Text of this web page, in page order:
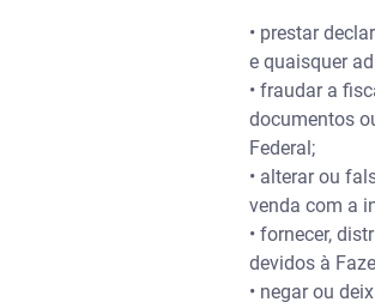
• prestar
e quaisquer
• fraudar a
documentos
Federal;
• alterar ou
venda com a
• fornecer,
devidos à
• negar ou